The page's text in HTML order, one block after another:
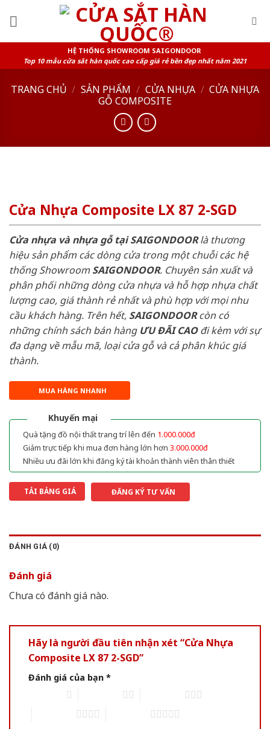
HỆ THỐNG SHOWROOM SAIGONDOOR
Top 10 mẫu cửa sắt hàn quốc cao cấp giá rẻ bền đẹp nhất năm 2021
TRANG CHỦ / SẢN PHẨM / CỬA NHỰA / CỬA NHỰA
GỖ COMPOSITE
Cửa Nhựa Composite LX 87 2-SGD
Cửa nhựa và nhựa gỗ tại SAIGONDOORlà thương
hiệu sản phẩm các dòng cửa trong một chuỗi các hệ
thống ShowroomSAIGONDOOR. Chuyên sản xuất và
phân phối những dòng cửa nhựa và hỗ hợp nhựa chất
lượng cao, giá thành rẻ nhất và phù hợp với mọi nhu
cầu khách hàng. Trên hết, SAIGONDOORcòn có
những chính sách bán hàng ƯU ĐÃI CAOđi kèm với sự
đa dạng về mẫu mã, loại cửa gỗ và cả phân khúc giá
thành.
MUA HÀNG NHANH
Khuyến mại
Quà tặng đồ nội thất trang trí lên đến 1.000.000đ
Giảm trực tiếp khi mua đơn hàng lớn hơn 3.000.000đ
Nhiều ưu đãi lớn khi đăng ký tài khoản thành viên thân thiết
TẢI BẢNG GIÁ ĐĂNG KÝ TƯ VẤN
ĐÁNH GIÁ (0)
Đánh giá
Chưa có đánh giá nào.
Hãy là người đầu tiên nhận xét “Cửa Nhựa
Composite LX 87 2-SGD”
Đánh giá của bạn *